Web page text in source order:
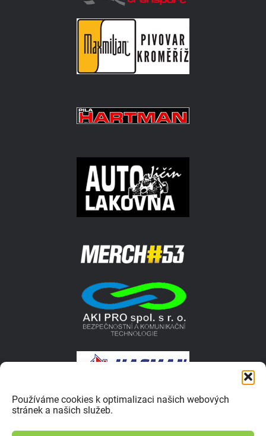
Používáme cookies k optimalizaci našich webových
stránek a našich služeb.
© 2026 Autokrosar.cz ISSN 1805-1413 | Vyrobilo studio